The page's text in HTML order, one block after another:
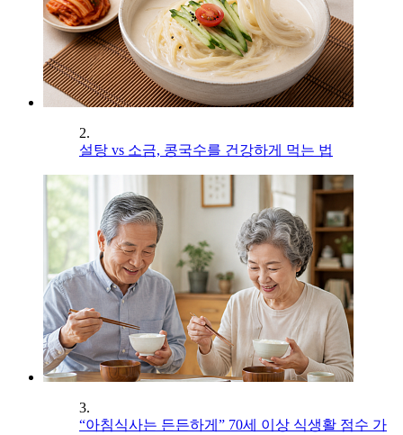
2.
설탕 vs 소금, 콩국수를 건강하게 먹는 법
3.
“아침식사는 든든하게” 70세 이상 식생활 점수 가